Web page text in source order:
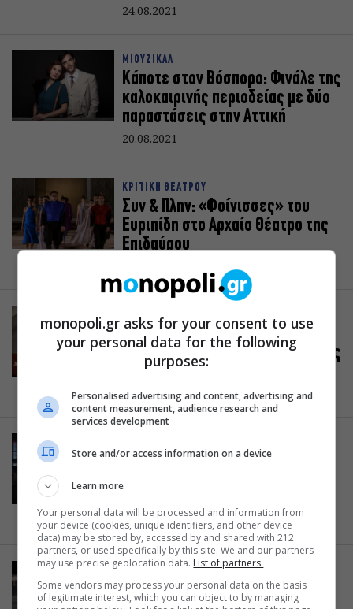
24.08.2021
ΜΙΟΥΖΙΚΑΛ
Κάποτε στον Βόσπορο: Φινάλε της
καλοκαιρινής περιοδείας με δύο
παραστάσεις στην Αττική
20.08.2021
ΚΡΙΤΙΚΗ ΘΕΑΤΡΟΥ
Συν & Πλην: «Φοίνισσες» του
Ευριπίδη στο Αρχαίο Θέατρο της
Επιδαύρου
ΚΟΥΚΛΟΘΕΑΤΡΟ
Η Κοκκινοσκουφίτσα και τα άγρια
φύλλα, σε σκηνοθεσία της Έλενας
Μαυρίδου σε περιοδεία
28.07.2021
Οδύσσεια. Μια ιστορία για το
Χόλλυγουντ, του Κριστόφ
27.07.2021
ΚΡΙΤΙΚΗ ΘΕΑΤΡΟΥ
Συν & Πλην: «Ιχνευταί» του
monopoli.gr asks for your consent to use
your personal data for the following
purposes:
Personalised advertising and content, advertising and
content measurement, audience research and
services development
Store and/or access information on a device
Learn more
Your personal data will be processed and information from
your device (cookies, unique identifiers, and other device
data) may be stored by, accessed by and shared with 212
partners, or used specifically by this site. We and our partners
may use precise geolocation data. List of partners.
Some vendors may process your personal data on the basis
of legitimate interest, which you can object to by managing